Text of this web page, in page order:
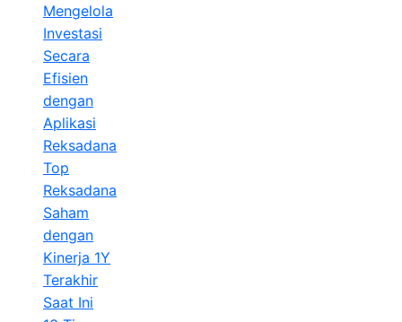
Mengelola
Investasi
Secara
Efisien
dengan
Aplikasi
Reksadana
Top
Reksadana
Saham
dengan
Kinerja 1Y
Terakhir
Saat Ini